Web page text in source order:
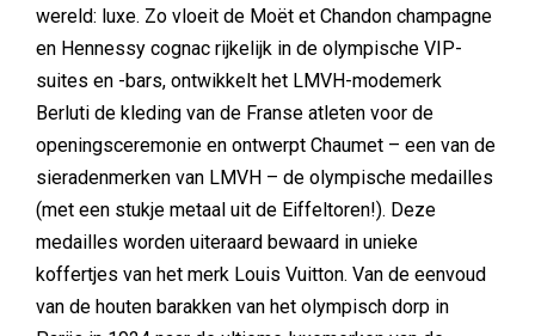
wereld: luxe. Zo vloeit de Moët et Chandon champagne
en Hennessy cognac rijkelijk in de olympische VIP-
suites en -bars, ontwikkelt het LMVH-modemerk
Berluti de kleding van de Franse atleten voor de
openingsceremonie en ontwerpt Chaumet – een van de
sieradenmerken van LMVH – de olympische medailles
(met een stukje metaal uit de Eiffeltoren!). Deze
medailles worden uiteraard bewaard in unieke
koffertjes van het merk Louis Vuitton. Van de eenvoud
van de houten barakken van het olympisch dorp in